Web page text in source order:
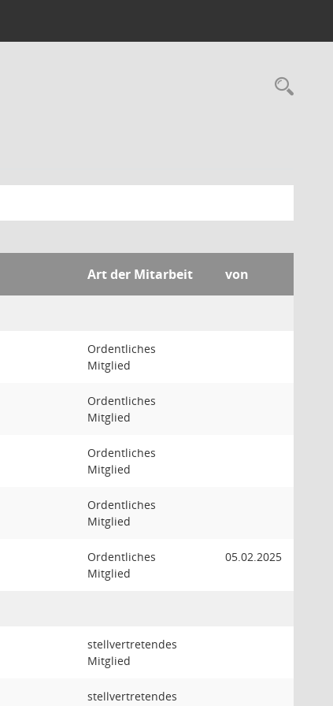
Art der Mitarbeit von
Ordentliches
Mitglied
Ordentliches
Mitglied
Ordentliches
Mitglied
Ordentliches
Mitglied
Ordentliches
Mitglied
05.02.2025
stellvertretendes
Mitglied
stellvertretendes